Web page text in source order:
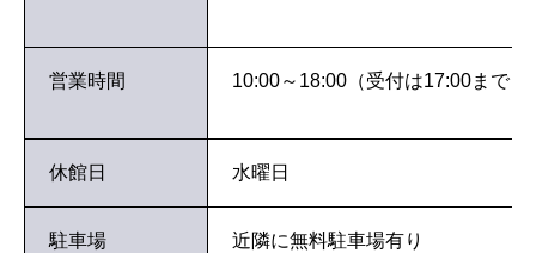
営業時間 10:00～18:00（受付は17:00まで）
休館日 水曜日
駐車場 近隣に無料駐車場有り